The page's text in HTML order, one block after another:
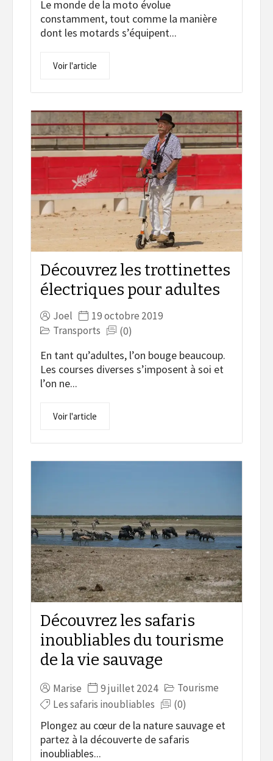
Le monde de la moto évolue
constamment, tout comme la manière
dont les motards s’équipent...
Voir l'article
Découvrez les trottinettes
électriques pour adultes
Joel
19 octobre 2019
Transports
(0)
En tant qu’adultes, l’on bouge beaucoup.
Les courses diverses s’imposent à soi et
l’on ne...
Voir l'article
Découvrez les safaris
inoubliables du tourisme
de la vie sauvage
Marise 9 juillet 2024
Tourisme
Les safaris inoubliables
(0)
Plongez au cœur de la nature sauvage et
partez à la découverte de safaris
inoubliables...